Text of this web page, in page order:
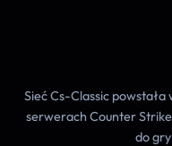
Sieć Cs-Classic powstała
serwerach Counter Strike
do